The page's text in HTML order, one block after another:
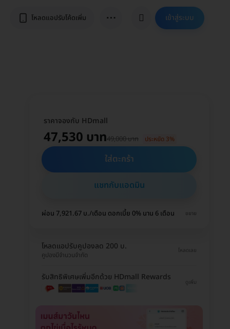
โหลดแอปรับโค้ดเพิ่ม ⋯ เข้าสู่ระบบ
ราคาจองกับ HDmall
47,530 บาท49,000 บาท ประหยัด 3%
ใส่ตะกร้า
แชทกับแอดมิน
ผ่อน 7,921.67 บ./เดือน ดอกเบี้ย 0% นาน 6 เดือน ขยาย
โหลดแอปรับคูปองลด 200 บ.
คูปองมีจำนวนจำกัด
โหลดเลย
รับสิทธิพิเศษเพิ่มอีกด้วย HDmall Rewards
ดูเพิ่ม